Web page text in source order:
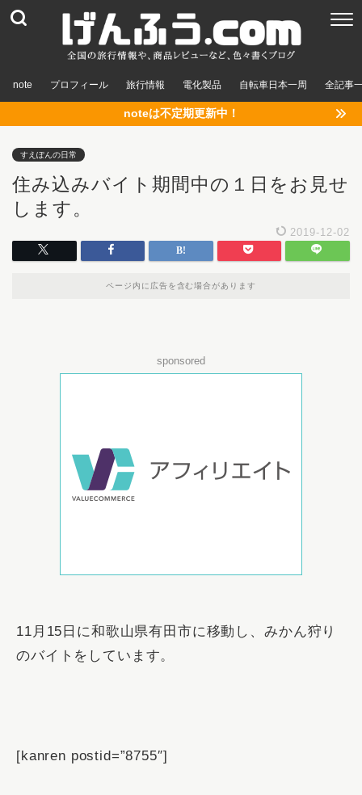
note プロフィール 旅行情報 電化製品 自転車日本一周 全記事
noteは不定期更新中！
すえぽんの日常
住み込みバイト期間中の１日をお見せ
します。
2019-12-02
ページ内に広告を含む場合があります
sponsored
11月15日に和歌山県有田市に移動し、みかん狩り
のバイトをしています。
[kanren postid=”8755″]